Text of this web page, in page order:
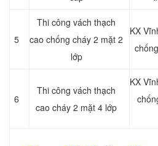
5
Thi công vách thạch
cao chống cháy 2 mặt 2
lớp
KX
6
Thi công vách thạch
cao cháy 2 mặt 4 lớp
KX